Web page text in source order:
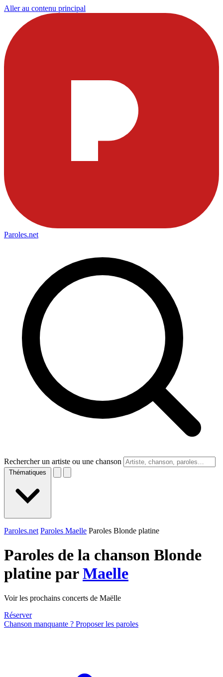
Aller au contenu principal
Paroles.net
Rechercher un artiste ou une chanson
Thématiques
Paroles.net Paroles Maelle Paroles Blonde platine
Paroles de la chanson Blonde
platine parMaelle
Voir les prochains concerts de Maëlle
Réserver
Chanson manquante ? Proposer les paroles